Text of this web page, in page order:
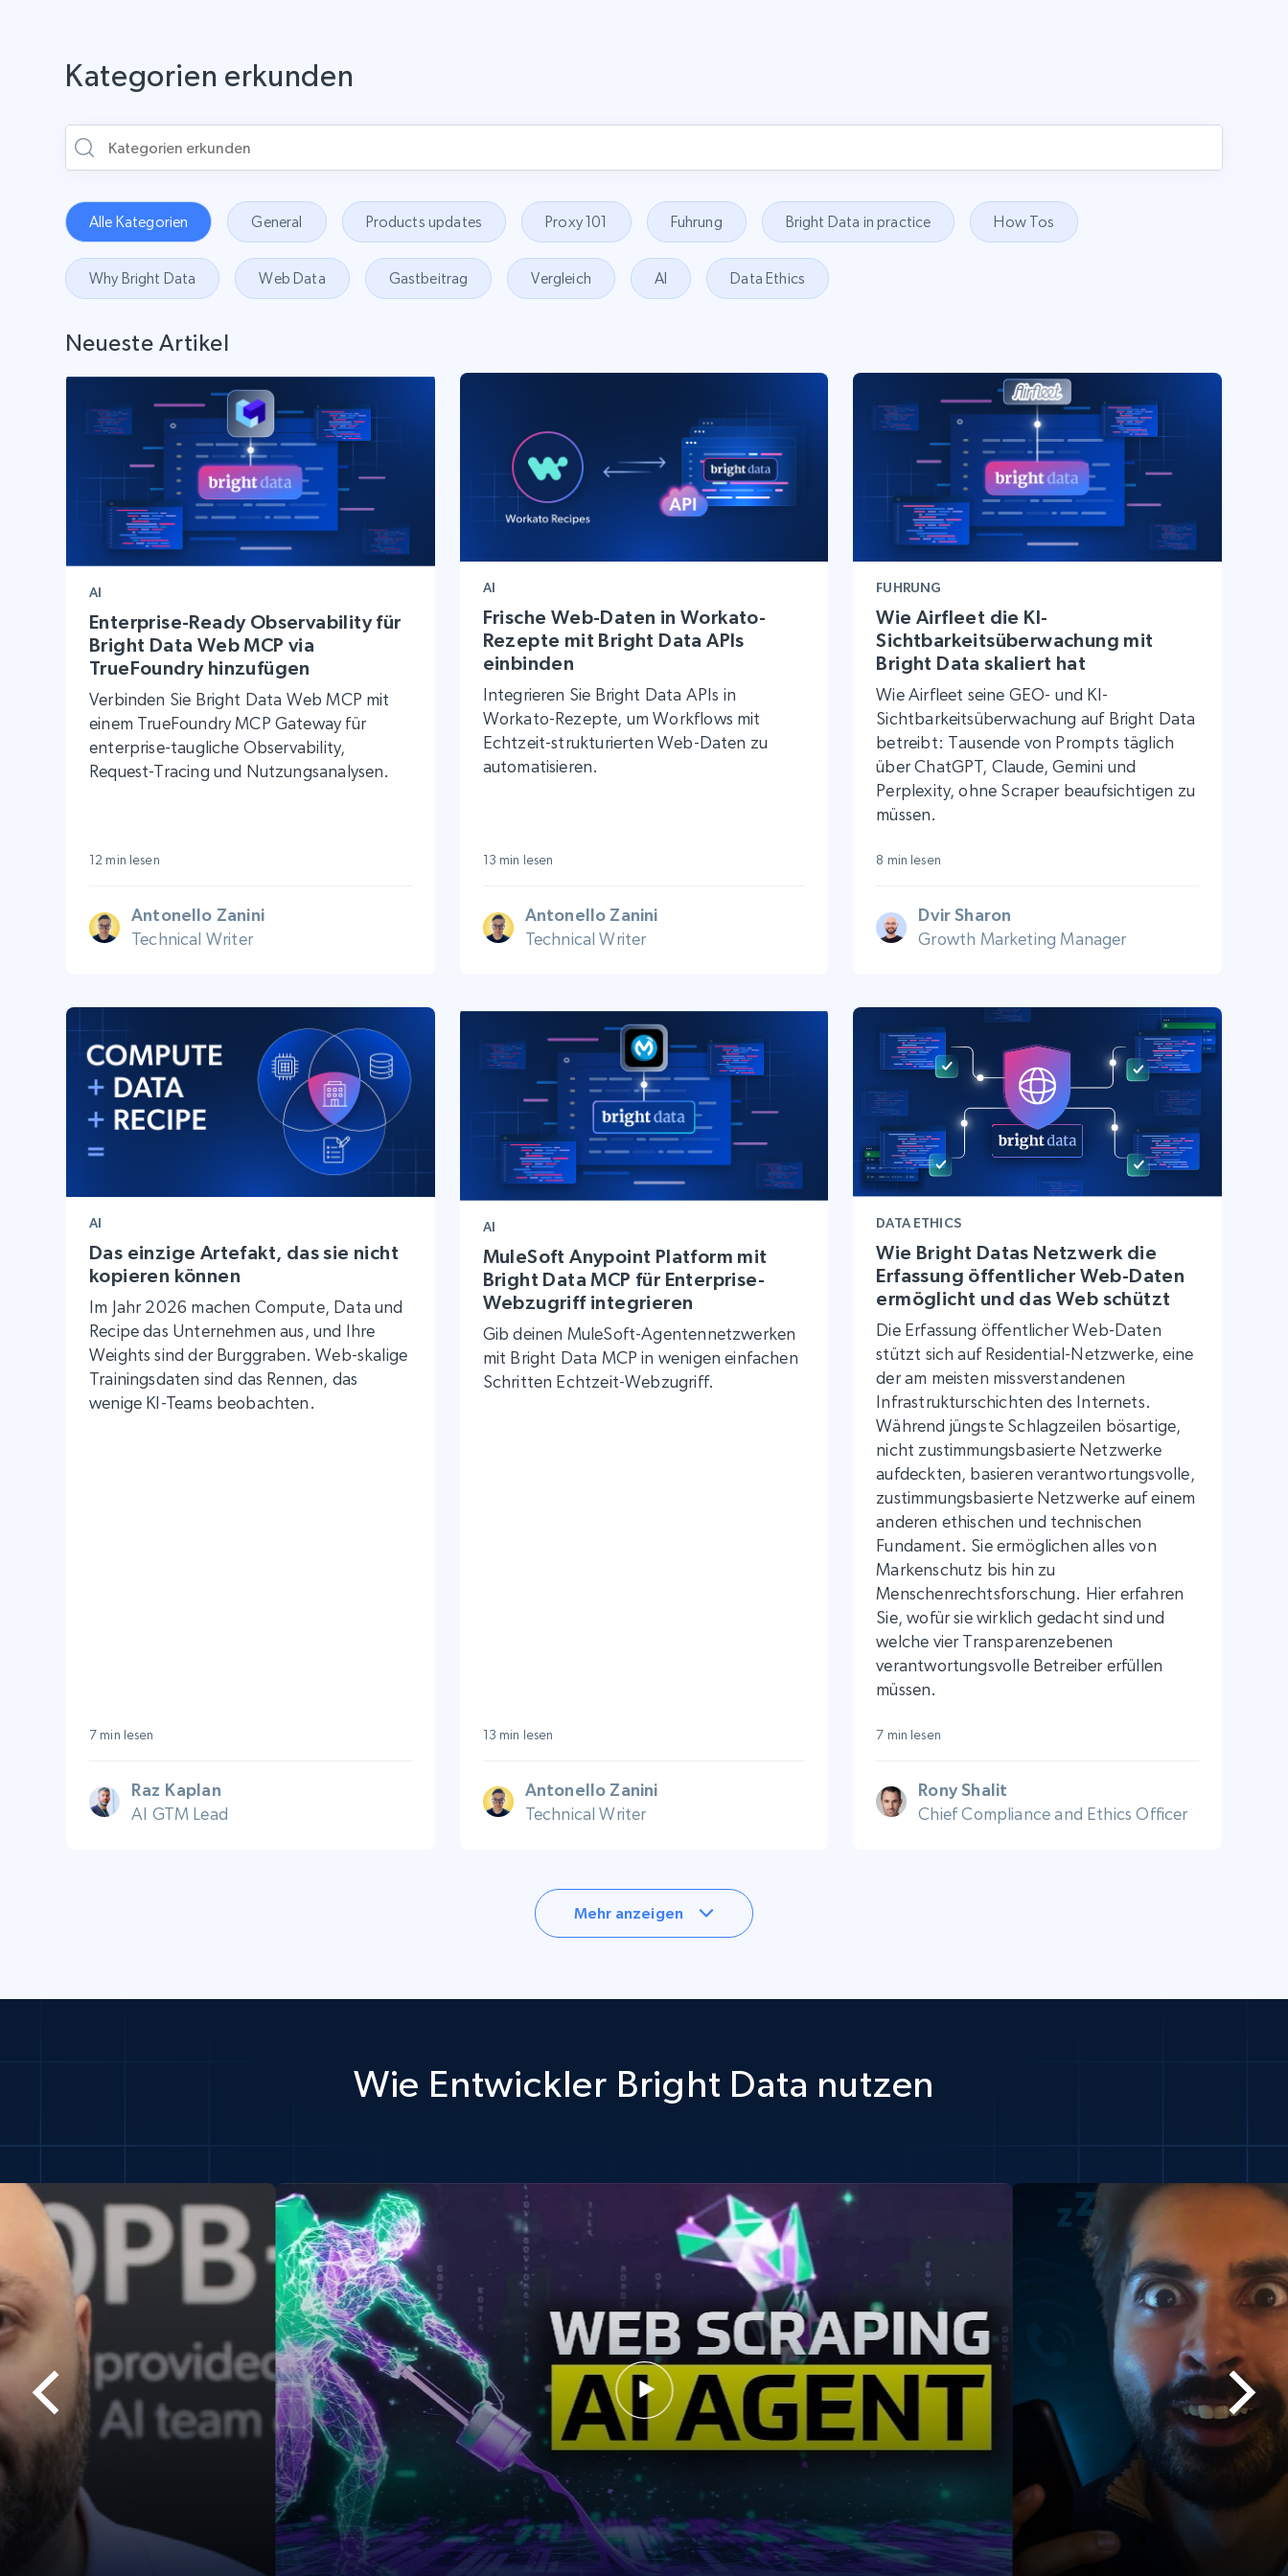
Kategorien erkunden
Alle Kategorien General Products updates Proxy 101 Fuhrung Bright Data in practice How Tos
Why Bright Data Web Data Gastbeitrag Vergleich AI Data Ethics
Neueste Artikel
AI
Enterprise-Ready Observability für
Bright Data Web MCP via
TrueFoundry hinzufügen
Verbinden Sie Bright Data Web MCP mit
einem TrueFoundry MCP Gateway für
enterprise-taugliche Observability,
Request-Tracing und Nutzungsanalysen.
12 min lesen
Antonello Zanini
Technical Writer
AI
Frische Web-Daten in Workato-
Rezepte mit Bright Data APIs
einbinden
Integrieren Sie Bright Data APIs in
Workato-Rezepte, um Workflows mit
Echtzeit-strukturierten Web-Daten zu
automatisieren.
13 min lesen
Antonello Zanini
Technical Writer
FUHRUNG
Wie Airfleet die KI-
Sichtbarkeitsüberwachung mit
Bright Data skaliert hat
Wie Airfleet seine GEO- und KI-
Sichtbarkeitsüberwachung auf Bright Data
betreibt: Tausende von Prompts täglich
über ChatGPT, Claude, Gemini und
Perplexity, ohne Scraper beaufsichtigen zu
müssen.
8 min lesen
Dvir Sharon
Growth Marketing Manager
AI
Das einzige Artefakt, das sie nicht
kopieren können
Im Jahr 2026 machen Compute, Data und
Recipe das Unternehmen aus, und Ihre
Weights sind der Burggraben. Web-skalige
Trainingsdaten sind das Rennen, das
wenige KI-Teams beobachten.
7 min lesen
Raz Kaplan
AI GTM Lead
AI
MuleSoft Anypoint Platform mit
Bright Data MCP für Enterprise-
Webzugriff integrieren
Gib deinen MuleSoft-Agentennetzwerken
mit Bright Data MCP in wenigen einfachen
Schritten Echtzeit-Webzugriff.
13 min lesen
Antonello Zanini
Technical Writer
DATA ETHICS
Wie Bright Datas Netzwerk die
Erfassung öffentlicher Web-Daten
ermöglicht und das Web schützt
Die Erfassung öffentlicher Web-Daten
stützt sich auf Residential-Netzwerke, eine
der am meisten missverstandenen
Infrastrukturschichten des Internets.
Während jüngste Schlagzeilen bösartige,
nicht zustimmungsbasierte Netzwerke
aufdeckten, basieren verantwortungsvolle,
zustimmungsbasierte Netzwerke auf einem
anderen ethischen und technischen
Fundament. Sie ermöglichen alles von
Markenschutz bis hin zu
Menschenrechtsforschung. Hier erfahren
Sie, wofür sie wirklich gedacht sind und
welche vier Transparenzebenen
verantwortungsvolle Betreiber erfüllen
müssen.
7 min lesen
Rony Shalit
Chief Compliance and Ethics Officer
Mehr anzeigen
Wie Entwickler Bright Data nutzen